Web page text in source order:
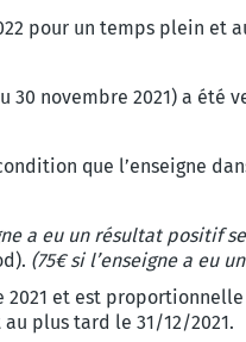
pour un temps plein et
novembre 2021) a été
que l’enseigne
a eu un résultat positif
(75€ si l’enseigne a eu
et est
plus tard le 31/12/2021.